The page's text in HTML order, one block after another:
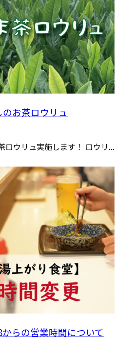
のお茶ロウリュ
ロウリュ実施します！ ロウリ...
からの営業時間について